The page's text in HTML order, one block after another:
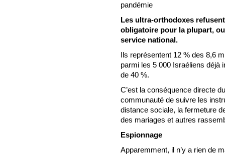
pandémie
Les ultra-orthodoxes
obligatoire pour la plupart,
service national.
Ils représentent 12 % des 8,6
parmi les 5 000 Israéliens déjà
de 40 %.
C’est la conséquence directe
communauté de suivre les
distance sociale, la fermeture
des mariages et autres
Espionnage
Apparemment, il n’y a rien de